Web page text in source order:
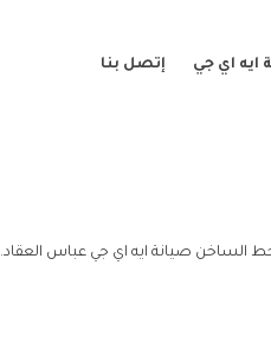
ايه اي جي إتصل بنا
الساخن صيانة ايه اي جي عباس العقاد.